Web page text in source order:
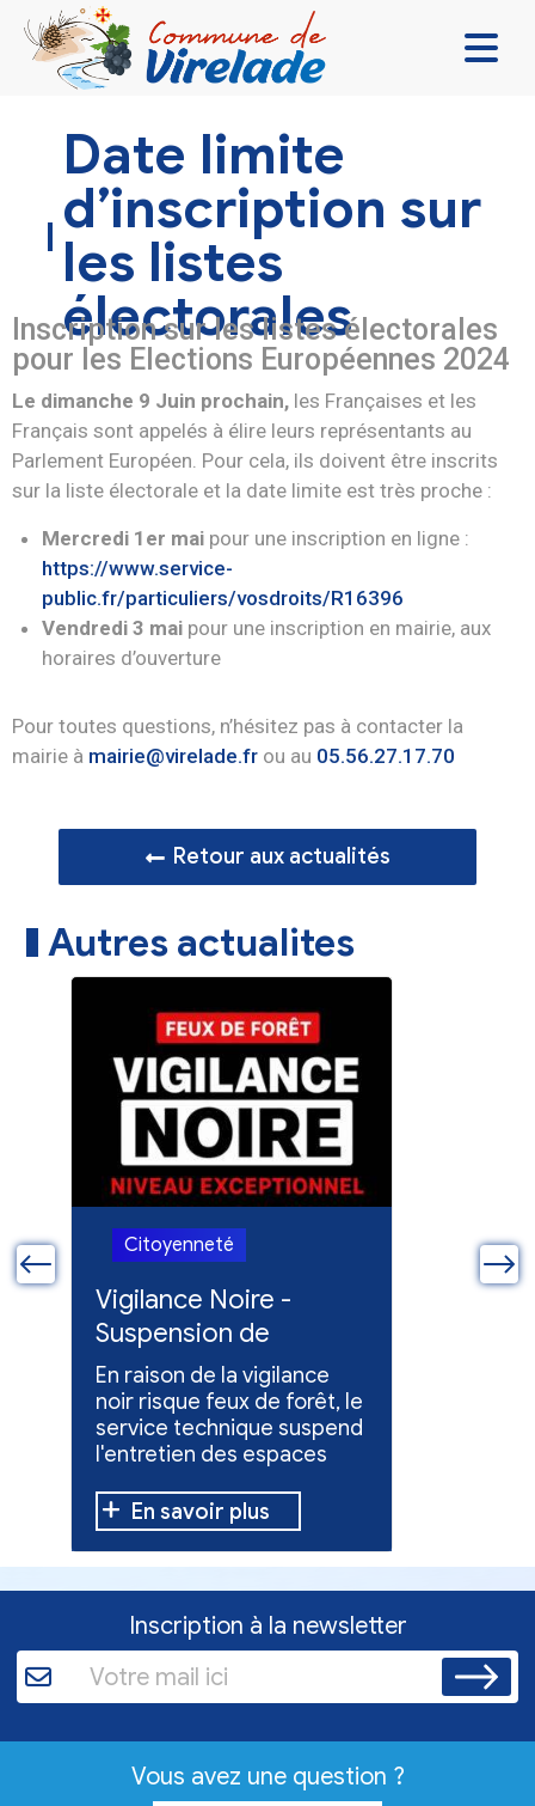
VIVRE ENSEMBLE
SE DIVERTIR
DÉCOUVRIR
CONTACT
Date limite
d’inscription sur
les listes
électorales
Inscription sur les listes électorales
pour les Elections Européennes 2024
Le dimanche 9 Juin prochain, les Françaises et les
Français sont appelés à élire leurs représentants au
Parlement Européen. Pour cela, ils doivent être inscrits
sur la liste électorale et la date limite est très proche :
Mercredi 1er mai pour une inscription en ligne :
https://www.service-
public.fr/particuliers/vosdroits/R16396
Vendredi 3 mai pour une inscription en mairie, aux
horaires d’ouverture
Pour toutes questions, n’hésitez pas à contacter la
mairie à mairie@virelade.fr ou au 05.56.27.17.70
Retour aux actualités
Autres actualites
Citoyenneté
Vigilance Noire -
Suspension de
l'entretien des
espaces verts
En raison de la vigilance
noir risque feux de forêt, le
service technique suspend
l'entretien des espaces
En savoir plus
Feux
Inscription à la newsletter
Vous avez une question ?